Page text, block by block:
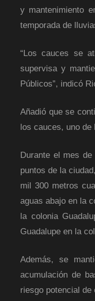
y mantenimiento
temporada de
“Los cauces se
supervisa y
Públicos”, indicó
Añadió que se
los cauces, uno de
Durante el mes
puntos de la
mil 300 metros
aguas abajo en la
la colonia
Guadalupe en la
Además, se
acumulación de
riesgo potencial de